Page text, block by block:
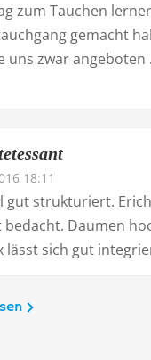
zum Tauchen
gemacht
uns zwar angeboten
18:11
gut strukturiert.
Daumen
lässt sich gut